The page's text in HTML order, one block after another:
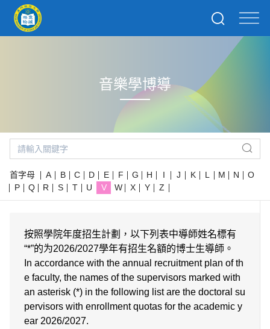
音樂學博導
首字母 A B C D E F G H I J K L M N
O
P
Q R S T U V W X Y Z
按照學院年度招生計劃，以下列表中導師姓名標有
“*”的为2026/2027學年有招生名額的博士生導師。
In accordance with the annual recruitment plan of th
e faculty, the names of the supervisors marked with
an asterisk (*) in the following list are the doctoral su
pervisors with enrollment quotas for the academic y
ear 2026/2027.